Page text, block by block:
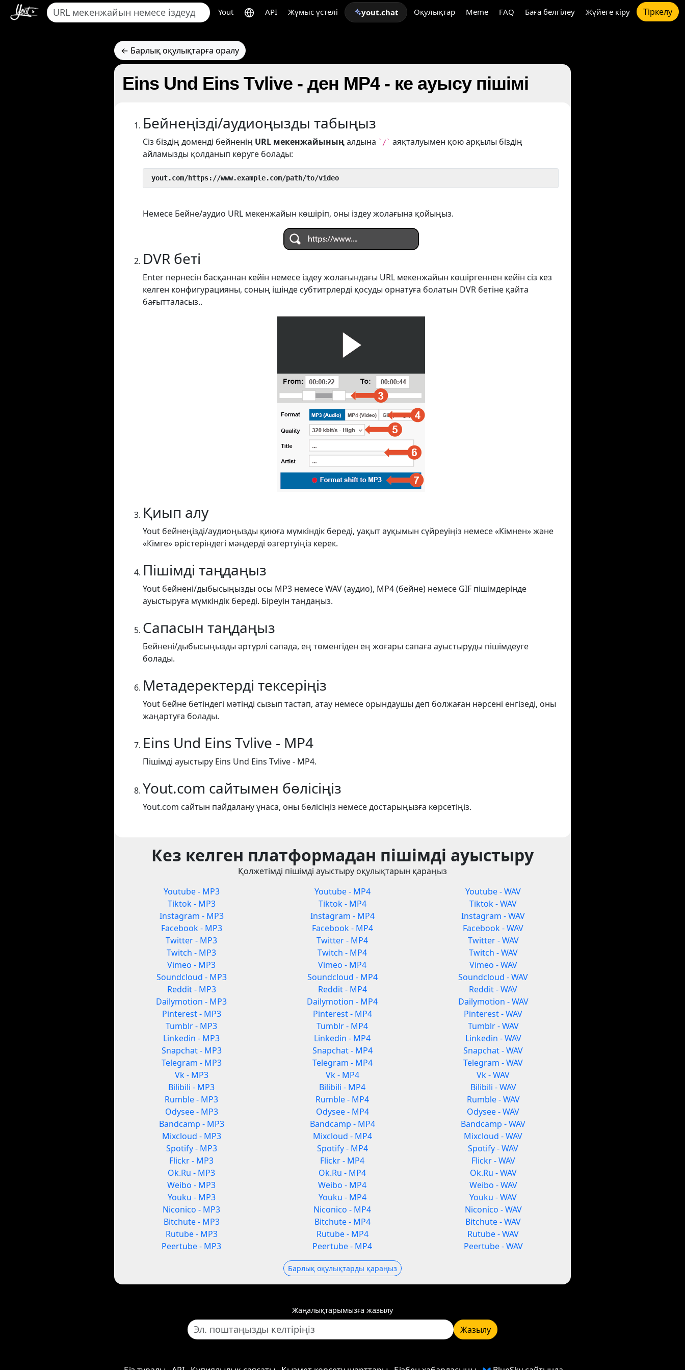
Yout API Жұмыс үстелі yout.chat Оқулықтар Meme FAQ Баға белгілеу Жүйеге кіру Тіркелу
← Барлық оқулықтарға оралу
Eins Und Eins Tvlive - ден MP4 - ке ауысу пішімі
Бейнеңізді/аудиоңызды табыңыз
Сіз біздің доменді бейненің URL мекенжайыныңалдына `/` аяқталуымен қою арқылы біздің
айламызды қолданып көруге болады:
yout.com/https://www.example.com/path/to/video
Немесе Бейне/аудио URL мекенжайын көшіріп, оны іздеу жолағына қойыңыз.
DVR беті
Enter пернесін басқаннан кейін немесе іздеу жолағындағы URL мекенжайын көшіргеннен кейін сіз кез
келген конфигурацияны, соның ішінде субтитрлерді қосуды орнатуға болатын DVR бетіне қайта
бағытталасыз..
Қиып алу
Yout бейнеңізді/аудиоңызды қиюға мүмкіндік береді, уақыт ауқымын сүйреуіңіз немесе «Кімнен» және
«Кімге» өрістеріндегі мәндерді өзгертуіңіз керек.
Пішімді таңдаңыз
Yout бейнені/дыбысыңызды осы MP3 немесе WAV (аудио), MP4 (бейне) немесе GIF пішімдерінде
ауыстыруға мүмкіндік береді. Біреуін таңдаңыз.
Сапасын таңдаңыз
Бейнені/дыбысыңызды әртүрлі сапада, ең төменгіден ең жоғары сапаға ауыстыруды пішімдеуге
болады.
Метадеректерді тексеріңіз
Yout бейне бетіндегі мәтінді сызып тастап, атау немесе орындаушы деп болжаған нәрсені енгізеді, оны
жаңартуға болады.
Eins Und Eins Tvlive - MP4
Пішімді ауыстыру Eins Und Eins Tvlive - MP4.
Yout.com сайтымен бөлісіңіз
Yout.com сайтын пайдалану ұнаса, оны бөлісіңіз немесе достарыңызға көрсетіңіз.
Кез келген платформадан пішімді ауыстыру
Қолжетімді пішімді ауыстыру оқулықтарын қараңыз
Youtube - MP3
Tiktok - MP3
Instagram - MP3
Facebook - MP3
Twitter - MP3
Twitch - MP3
Vimeo - MP3
Soundcloud - MP3
Reddit - MP3
Dailymotion - MP3
Pinterest - MP3
Tumblr - MP3
Linkedin - MP3
Snapchat - MP3
Telegram - MP3
Vk - MP3
Bilibili - MP3
Rumble - MP3
Odysee - MP3
Bandcamp - MP3
Mixcloud - MP3
Spotify - MP3
Flickr - MP3
Ok.Ru - MP3
Weibo - MP3
Youku - MP3
Niconico - MP3
Bitchute - MP3
Rutube - MP3
Peertube - MP3
Youtube - MP4
Tiktok - MP4
Instagram - MP4
Facebook - MP4
Twitter - MP4
Twitch - MP4
Vimeo - MP4
Soundcloud - MP4
Reddit - MP4
Dailymotion - MP4
Pinterest - MP4
Tumblr - MP4
Linkedin - MP4
Snapchat - MP4
Telegram - MP4
Vk - MP4
Bilibili - MP4
Rumble - MP4
Odysee - MP4
Bandcamp - MP4
Mixcloud - MP4
Spotify - MP4
Flickr - MP4
Ok.Ru - MP4
Weibo - MP4
Youku - MP4
Niconico - MP4
Bitchute - MP4
Rutube - MP4
Peertube - MP4
Youtube - WAV
Tiktok - WAV
Instagram - WAV
Facebook - WAV
Twitter - WAV
Twitch - WAV
Vimeo - WAV
Soundcloud - WAV
Reddit - WAV
Dailymotion - WAV
Pinterest - WAV
Tumblr - WAV
Linkedin - WAV
Snapchat - WAV
Telegram - WAV
Vk - WAV
Bilibili - WAV
Rumble - WAV
Odysee - WAV
Bandcamp - WAV
Mixcloud - WAV
Spotify - WAV
Flickr - WAV
Ok.Ru - WAV
Weibo - WAV
Youku - WAV
Niconico - WAV
Bitchute - WAV
Rutube - WAV
Peertube - WAV
Барлық оқулықтарды қараңыз
Жаңалықтарымызға жазылу
Жазылу